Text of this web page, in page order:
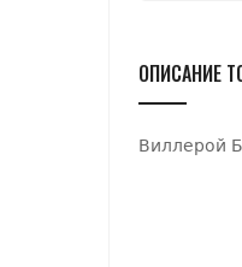
ОПИСАНИЕ
Виллерой